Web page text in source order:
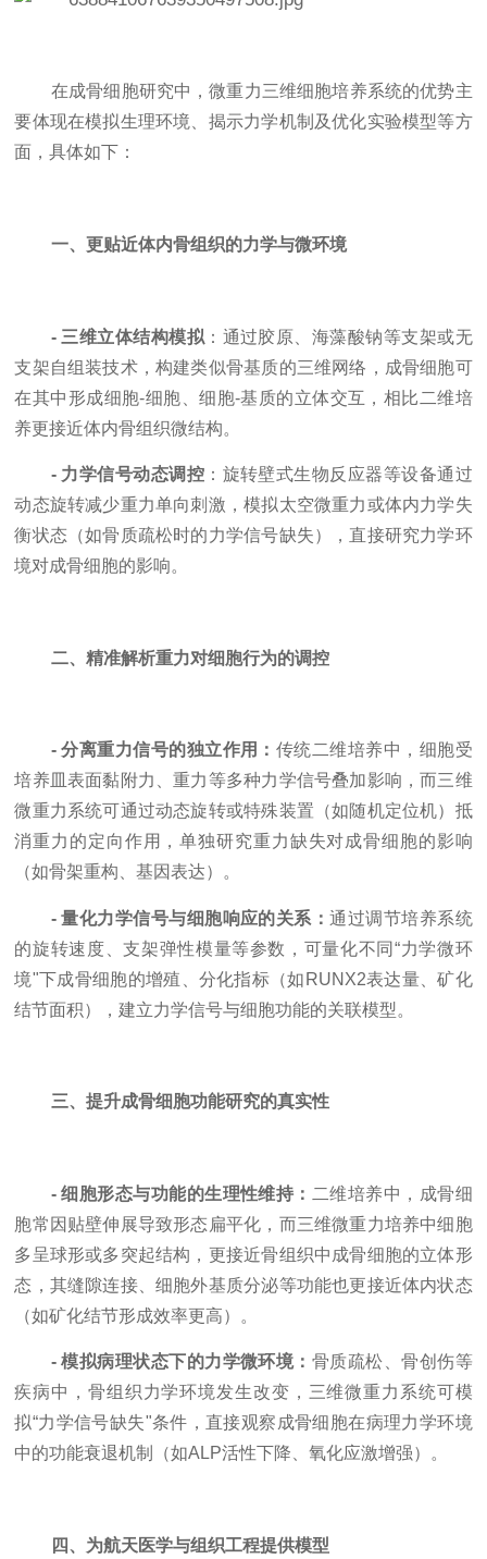
在成骨细胞研究中，微重力三维细胞培养系统的优势主
要体现在模拟生理环境、揭示力学机制及优化实验模型等方
面，具体如下：
一、更贴近体内骨组织的力学与微环境
- 三维立体结构模拟 ：通过胶原、海藻酸钠等支架或无
支架自组装技术，构建类似骨基质的三维网络，成骨细胞可
在其中形成细胞-细胞、细胞-基质的立体交互，相比二维培
养更接近体内骨组织微结构。
- 力学信号动态调控 ：旋转壁式生物反应器等设备通过
动态旋转减少重力单向刺激，模拟太空微重力或体内力学失
衡状态（如骨质疏松时的力学信号缺失），直接研究力学环
境对成骨细胞的影响。
二、精准解析重力对细胞行为的调控
- 分离重力信号的独立作用： 传统二维培养中，细胞受
培养皿表面黏附力、重力等多种力学信号叠加影响，而三维
微重力系统可通过动态旋转或特殊装置（如随机定位机）抵
消重力的定向作用，单独研究重力缺失对成骨细胞的影响
（如骨架重构、基因表达）。
- 量化力学信号与细胞响应的关系：通过调节培养系统
的旋转速度、支架弹性模量等参数，可量化不同“力学微环
境"下成骨细胞的增殖、分化指标（如RUNX2表达量、矿化
结节面积），建立力学信号与细胞功能的关联模型。
三、提升成骨细胞功能研究的真实性
- 细胞形态与功能的生理性维持： 二维培养中，成骨细
胞常因贴壁伸展导致形态扁平化，而三维微重力培养中细胞
多呈球形或多突起结构，更接近骨组织中成骨细胞的立体形
态，其缝隙连接、细胞外基质分泌等功能也更接近体内状态
（如矿化结节形成效率更高）。
- 模拟病理状态下的力学微环境： 骨质疏松、骨创伤等
疾病中，骨组织力学环境发生改变，三维微重力系统可模
拟“力学信号缺失"条件，直接观察成骨细胞在病理力学环境
中的功能衰退机制（如ALP活性下降、氧化应激增强）。
四、为航天医学与组织工程提供模型